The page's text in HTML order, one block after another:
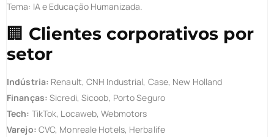
Tema: IA e Educação Humanizada.
🏢 Clientes corporativos por
setor
Indústria: Renault, CNH Industrial, Case, New Holland
Finanças: Sicredi, Sicoob, Porto Seguro
Tech: TikTok, Locaweb, Webmotors
Varejo: CVC, Monreale Hotels, Herbalife